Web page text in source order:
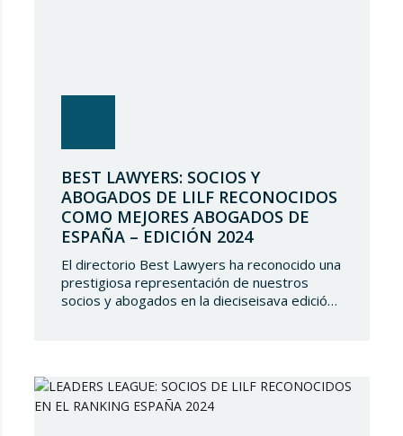
BEST LAWYERS: SOCIOS Y
ABOGADOS DE LILF RECONOCIDOS
COMO MEJORES ABOGADOS DE
ESPAÑA – EDICIÓN 2024
El directorio Best Lawyers ha reconocido una
prestigiosa representación de nuestros
socios y abogados en la dieciseisava edición
continuar estando presentes en tan selecto
directorio demostrando nuestro talento